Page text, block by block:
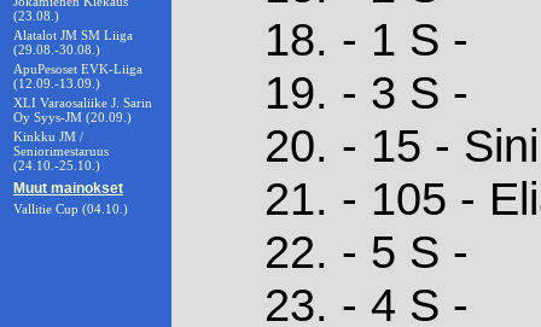
(23.08.)
Alatalot JM SM Liiga
(29.08.-30.08.)
ApuPesoset EVK-Liiga
(12.09.-13.09.)
XLI Varaosaliike J. Sarin
Oy Syys-JM (20.09.)
Kinkku JM /
Seniorimestaruus
(24.10.-25.10.)
Muut mainokset
Vallitie Cup (04.10.)
18. - 1 S -
19. - 3 S -
20. - 15 -
21. - 105 -
22. - 5 S -
23. - 4 S -